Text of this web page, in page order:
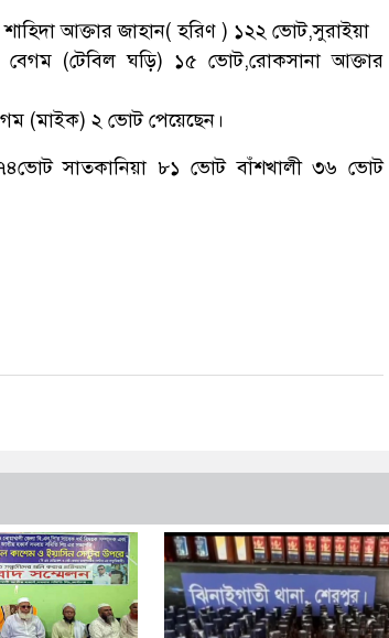
আক্তার জাহান( হরিণ ) ১২২ ভোট,সুরাইয়া
(টেবিল ঘড়ি) ১৫ ভোট,রোকসানা আক্তার
(মাইক) ২ ভোট পেয়েছেন।
সাতকানিয়া ৮১ ভোট বাঁশখালী ৩৬ ভোট